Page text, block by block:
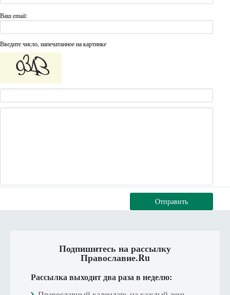
Ваш email:
Введите число, напечатанное на картинке
Отправить
Подпишитесь на рассылку
Православие.Ru
Рассылка выходит два раза в неделю: